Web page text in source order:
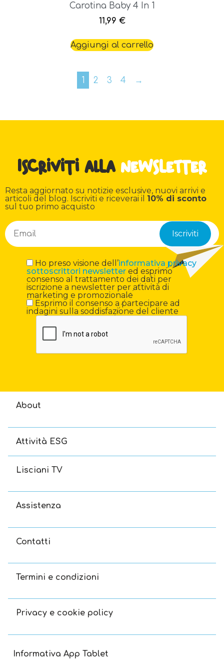
Carotina Baby 4 In 1
11,99 €
Aggiungi al carrello
1 2 3 4 →
Iscriviti alla newsletter
Resta aggiornato su notizie esclusive, nuovi arrivi e
articoli del blog. Iscriviti e riceverai il 10% di sconto
sul tuo primo acquisto
Ho preso visione dell’informativa privacy
sottoscrittori newslettered esprimo
consenso al trattamento dei dati per
iscrizione a newsletter per attività di
marketing e promozionale
Esprimo il consenso a partecipare ad
indagini sulla soddisfazione del cliente
About
Attività ESG
Lisciani TV
Assistenza
Contatti
Termini e condizioni
Privacy e cookie policy
Informativa App Tablet